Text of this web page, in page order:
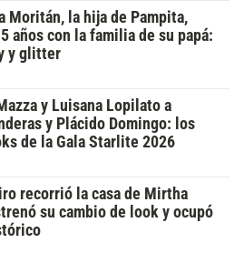
Moritán, la hija de Pampita,
años con la familia de su papá:
y glitter
y Luisana Lopilato a
y Plácido Domingo: los
de la Gala Starlite 2026
recorrió la casa de Mirtha
su cambio de look y ocupó